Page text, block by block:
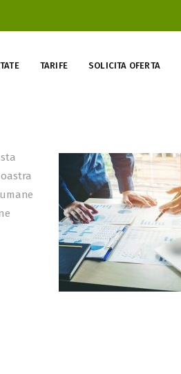
TARIFE SOLICITA OFERTA